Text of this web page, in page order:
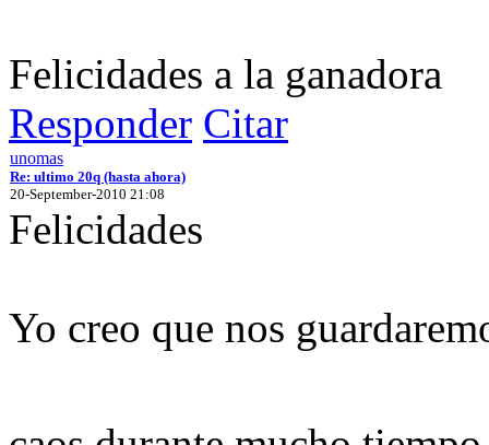
Felicidades a la ganadora
Responder Citar
unomas
Re: ultimo 20q (hasta ahora)
20-September-2010 21:08
Felicidades
Yo creo que nos